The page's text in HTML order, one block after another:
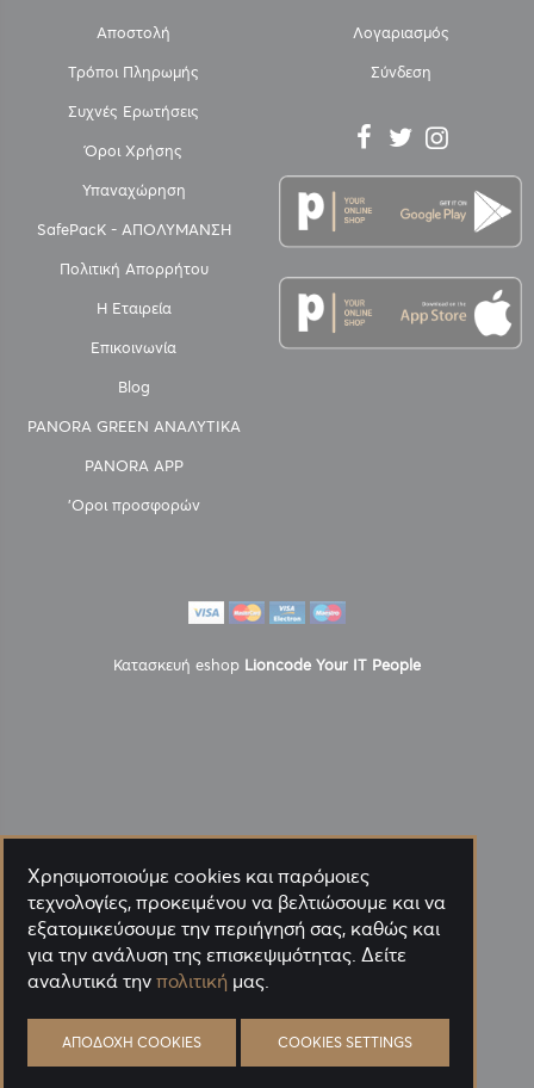
Αποστολή
Τρόποι Πληρωμής
Συχνές Ερωτήσεις
Όροι Χρήσης
Υπαναχώρηση
SafePacK - ΑΠΟΛΥΜΑΝΣΗ
Πολιτική Απορρήτου
Η Εταιρεία
Επικοινωνία
Blog
PANORA GREEN ΑΝΑΛΥΤΙΚΑ
PANORA APP
'Οροι προσφορών
Λογαριασμός
Σύνδεση
Κατασκευή eshop Lioncode Your IT People
Χρησιμοποιούμε cookies και παρόμοιες
τεχνολογίες, προκειμένου να βελτιώσουμε και να
εξατομικεύσουμε την περιήγησή σας, καθώς και
για την ανάλυση της επισκεψιμότητας. Δείτε
αναλυτικά την πολιτική μας.
ΑΠΟΔΟΧΉ COOKIES COOKIES SETTINGS